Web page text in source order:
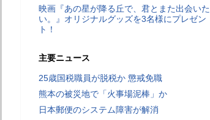
映画『あの星が降る丘で、君とまた出会いた
い。』オリジナルグッズを3名様にプレゼン
ト！
主要ニュース
25歳国税職員が脱税か 懲戒免職
熊本の被災地で「火事場泥棒」か
日本郵便のシステム障害が解消